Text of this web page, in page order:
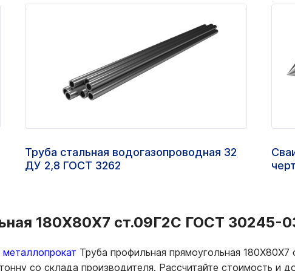
Труба стальная водогазопроводная 32
ДУ 2,8 ГОСТ 3262
180Х80Х7 ст.09Г2С ГОСТ 30245-
металлопрокат Труба профильная прямоугольная
со склада производителя. Рассчитайте стоимость и